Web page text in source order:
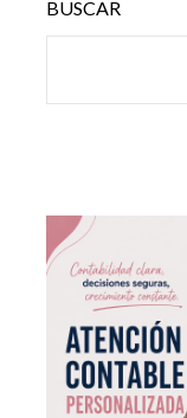
BUSCAR